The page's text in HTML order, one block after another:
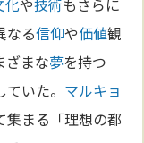
化や技術もさらに
なる信仰や価値観
ざまな夢を持つ
いた。 マルキョ
集まる「理想の都